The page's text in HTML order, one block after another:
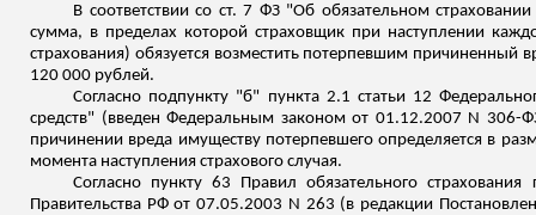
В соответствии со ст. 7 ФЗ "Об обязательном
сумма, в пределах которой страховщик при наступлении
страхования) обязуется возместить потерпевшим причиненный
120 000 рублей.
Согласно подпункту "б" пункта 2.1 статьи 12
средств" (введен Федеральным законом от 01.12.2007 N
причинении вреда имуществу потерпевшего определяется в
момента наступления страхового случая.
Согласно пункту 63 Правил обязательного
Правительства РФ от 07.05.2003 N 263 (в редакции